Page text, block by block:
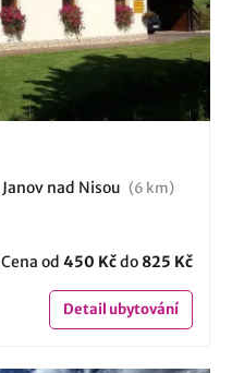
Janov nad Nisou (6 km)
Cena od 450 Kčdo 825 Kč
Detailubytování